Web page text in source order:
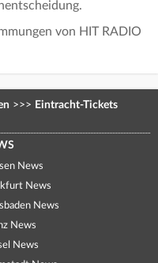
von HIT RADIO
>>> Eintracht-Tickets
News
News
News
News
News